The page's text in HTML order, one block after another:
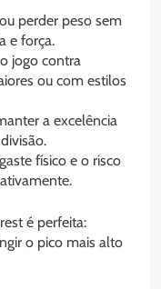
perder peso sem
e força.
jogo contra
ou com estilos
a excelência
físico e o risco
é perfeita:
o pico mais alto